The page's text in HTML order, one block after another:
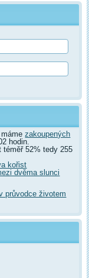
mámezakoupených
hodin.
52% tedy 255
kořist
dvěma slunci
průvodce životem